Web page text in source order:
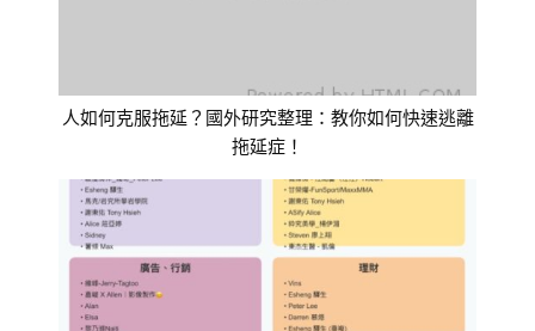
人如何克服拖延？國外研究整理：教你如何快速逃離
拖延症！